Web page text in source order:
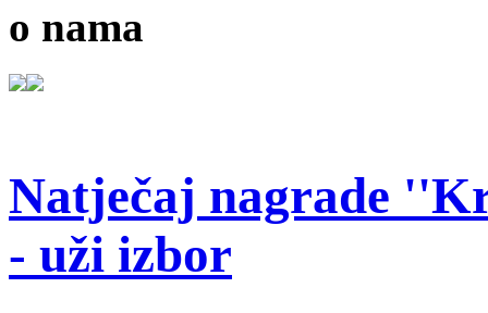
o nama
Natječaj nagrade
- uži izbor